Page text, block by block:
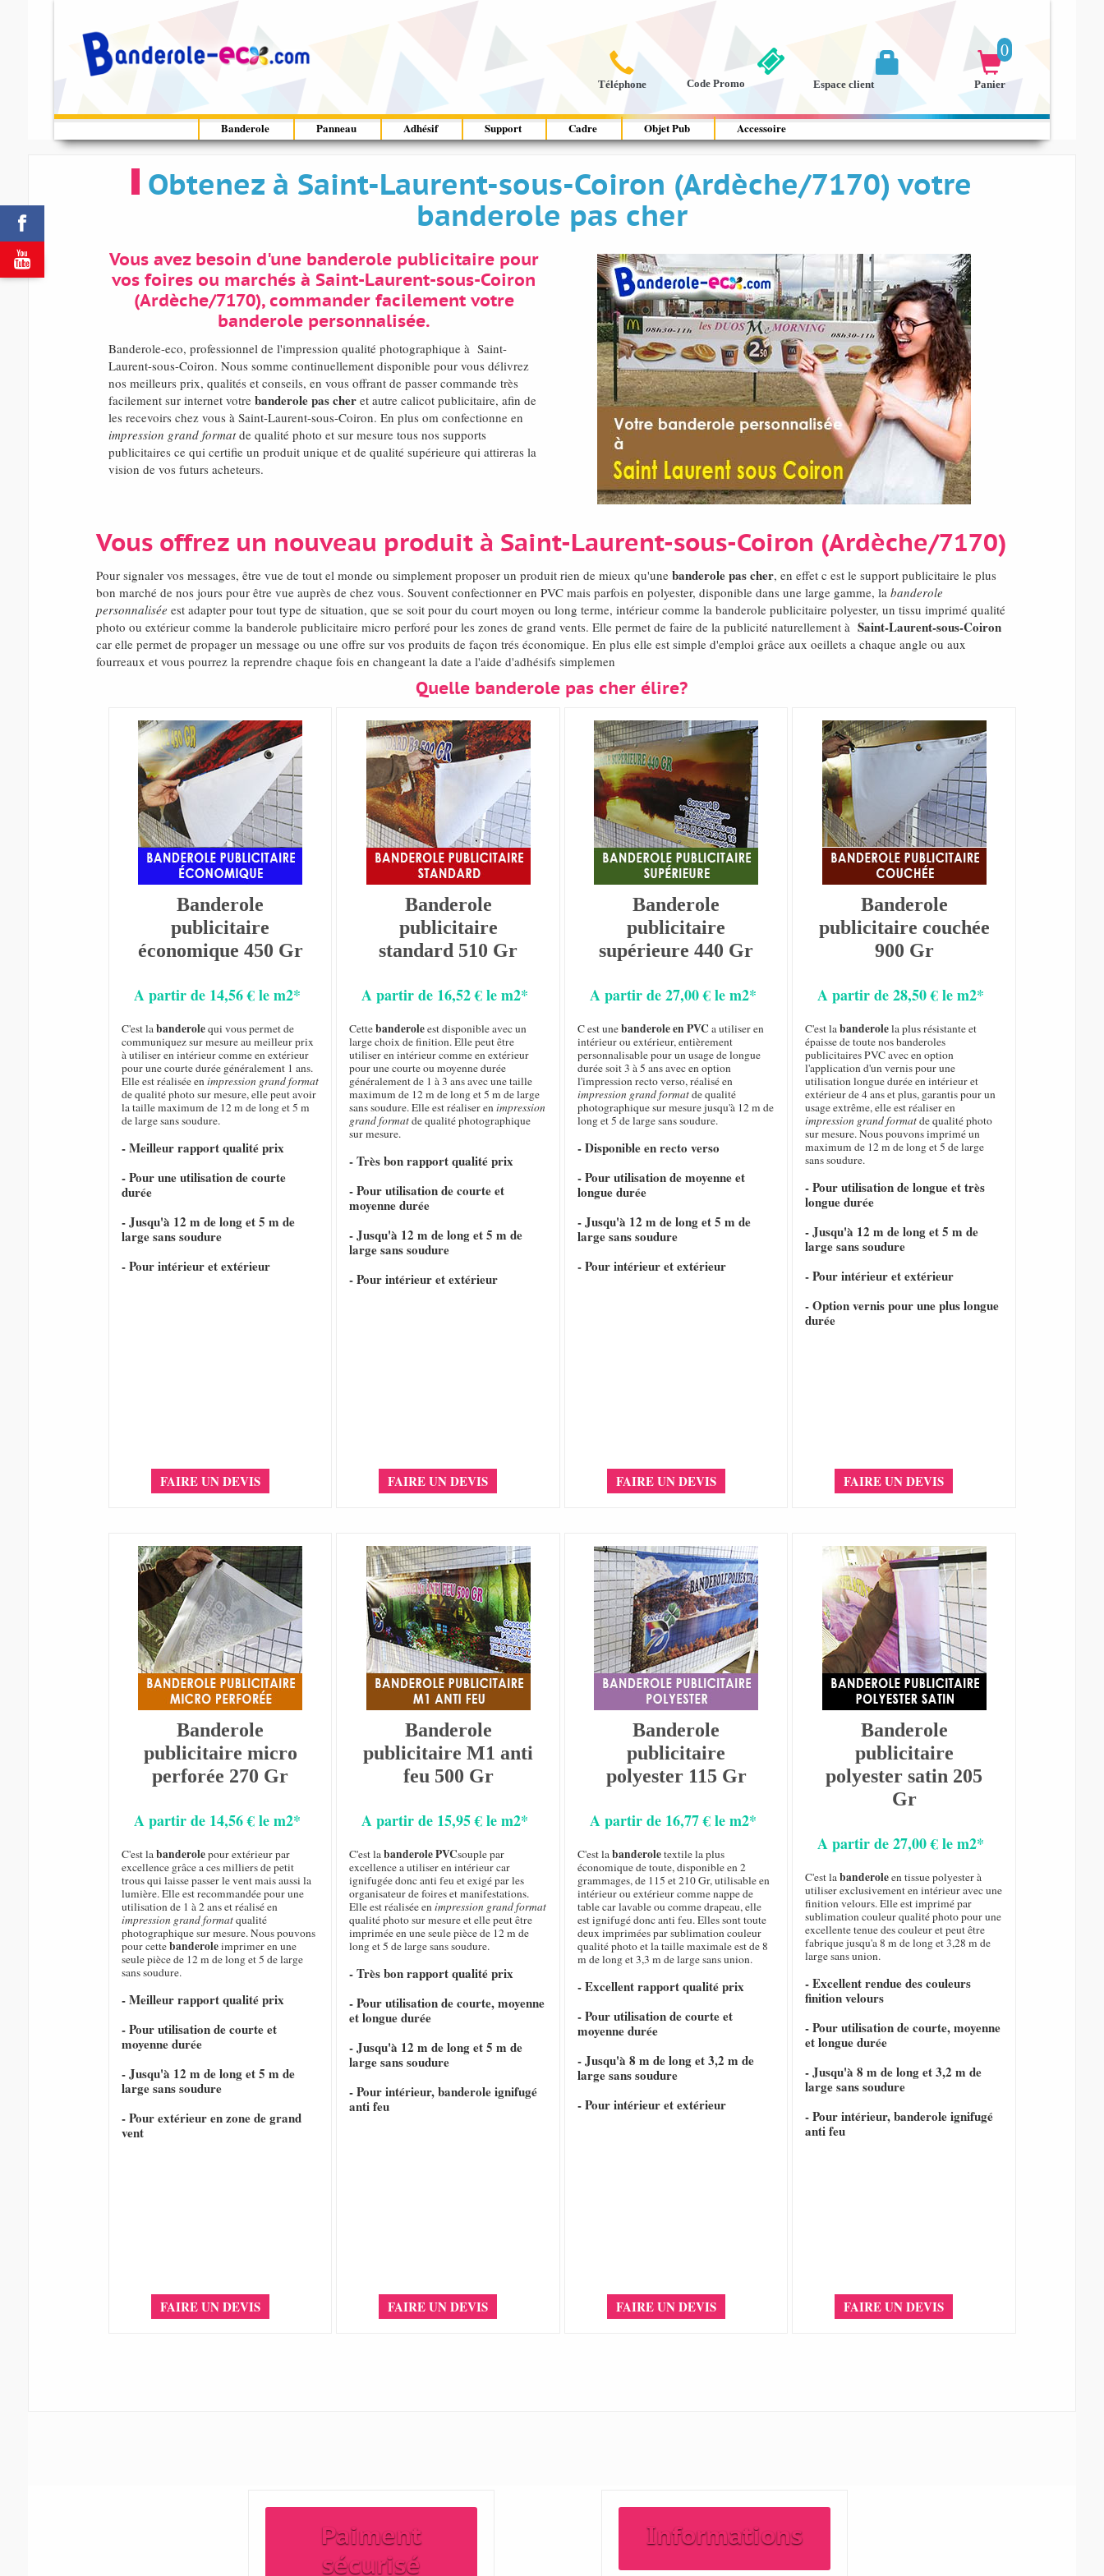



Téléphone
0

Panier

Espace client
Code Promo
Banderole Panneau Adhésif Support Cadre Objet Pub Accessoire
Obtenez à Saint-Laurent-sous-Coiron (Ardèche/7170) votre
banderole pas cher
Vous avez besoin d'une banderole publicitaire pour
vos foires ou marchés à Saint-Laurent-sous-Coiron
(Ardèche/7170), commander facilement votre
banderole personnalisée.
Banderole-eco, professionnel de l'impression qualité photographique à Saint-
Laurent-sous-Coiron. Nous somme continuellement disponible pour vous délivrez
nos meilleurs prix, qualités et conseils, en vous offrant de passer commande très
facilement sur internet votre banderole pas cheret autre calicot publicitaire, afin de
les recevoirs chez vous à Saint-Laurent-sous-Coiron. En plus om confectionne en
impression grand formatde qualité photo et sur mesure tous nos supports
publicitaires ce qui certifie un produit unique et de qualité supérieure qui attireras la
vision de vos futurs acheteurs.
Vous offrez un nouveau produit à Saint-Laurent-sous-Coiron (Ardèche/7170)
Pour signaler vos messages, être vue de tout el monde ou simplement proposer un produit rien de mieux qu'une banderole pas cher, en effet c est le support publicitaire le plus
bon marché de nos jours pour être vue auprès de chez vous. Souvent confectionner en PVC mais parfois en polyester, disponible dans une large gamme, la banderole
personnalisée est adapter pour tout type de situation, que se soit pour du court moyen ou long terme, intérieur comme la banderole publicitaire polyester, un tissu imprimé qualité
photo ou extérieur comme la banderole publicitaire micro perforé pour les zones de grand vents. Elle permet de faire de la publicité naturellement à Saint-Laurent-sous-Coiron
car elle permet de propager un message ou une offre sur vos produits de façon trés économique. En plus elle est simple d'emploi grâce aux oeillets a chaque angle ou aux
fourreaux et vous pourrez la reprendre chaque fois en changeant la date a l'aide d'adhésifs simplemen
Quelle banderole pas cher élire?
Banderole
publicitaire
économique 450 Gr
A partir de 14,56 € le m2*
C'est labanderolequi vous permet de
communiquez sur mesure au meilleur prix
à utiliser en intérieur comme en extérieur
pour une courte durée généralement 1 ans.
Elle est réalisée enimpression grand format
de qualité photo sur mesure, elle peut avoir
la taille maximum de 12 m de long et 5 m
de large sans soudure.
- Meilleur rapport qualité prix
- Pour une utilisation de courte
durée
- Jusqu'à 12 m de long et 5 m de
large sans soudure
- Pour intérieur et extérieur
FAIRE UN DEVIS
Banderole
publicitaire
standard 510 Gr
A partir de 16,52 € le m2*
Cettebanderoleest disponible avec un
large choix de finition. Elle peut être
utiliser en intérieur comme en extérieur
pour une courte ou moyenne durée
généralement de 1 à 3 ans avec une taille
maximum de 12 m de long et 5 m de large
sans soudure. Elle est réaliser enimpression
grand formatde qualité photographique
sur mesure.
- Très bon rapport qualité prix
- Pour utilisation de courte et
moyenne durée
- Jusqu'à 12 m de long et 5 m de
large sans soudure
- Pour intérieur et extérieur
FAIRE UN DEVIS
Banderole
publicitaire
supérieure 440 Gr
A partir de 27,00 € le m2*
C est unebanderole en PVC a utiliser en
intérieur ou extérieur, entièrement
personnalisable pour un usage de longue
durée soit 3 à 5 ans avec en option
l'impression recto verso, réalisé en
impression grand formatde qualité
photographique sur mesure jusqu'à 12 m de
long et 5 de large sans soudure.
- Disponible en recto verso
- Pour utilisation de moyenne et
longue durée
- Jusqu'à 12 m de long et 5 m de
large sans soudure
- Pour intérieur et extérieur
FAIRE UN DEVIS
Banderole
publicitaire couchée
900 Gr
A partir de 28,50 € le m2*
C'est labanderolela plus résistante et
épaisse de toute nos banderoles
publicitaires PVC avec en option
l'application d'un vernis pour une
utilisation longue durée en intérieur et
extérieur de 4 ans et plus, garantis pour un
usage extrême, elle est réaliser en
impression grand formatde qualité photo
sur mesure. Nous pouvons imprimé un
maximum de 12 m de long et 5 de large
sans soudure.
- Pour utilisation de longue et très
longue durée
- Jusqu'à 12 m de long et 5 m de
large sans soudure
- Pour intérieur et extérieur
- Option vernis pour une plus longue
durée
FAIRE UN DEVIS
Banderole
publicitaire micro
perforée 270 Gr
A partir de 14,56 € le m2*
C'est labanderolepour extérieur par
excellence grâce a ces milliers de petit
trous qui laisse passer le vent mais aussi la
lumière. Elle est recommandée pour une
utilisation de 1 à 2 ans et réalisé en
impression grand formatqualité
photographique sur mesure. Nous pouvons
pour cettebanderoleimprimer en une
seule pièce de 12 m de long et 5 de large
sans soudure.
- Meilleur rapport qualité prix
- Pour utilisation de courte et
moyenne durée
- Jusqu'à 12 m de long et 5 m de
large sans soudure
- Pour extérieur en zone de grand
vent
FAIRE UN DEVIS
Banderole
publicitaire M1 anti
feu 500 Gr
A partir de 15,95 € le m2*
C'est labanderole PVCsouple par
excellence a utiliser en intérieur car
ignifugée donc anti feu et exigé par les
organisateur de foires et manifestations.
Elle est réalisée enimpression grand format
qualité photo sur mesure et elle peut être
imprimée en une seule pièce de 12 m de
long et 5 de large sans soudure.
- Très bon rapport qualité prix
- Pour utilisation de courte, moyenne
et longue durée
- Jusqu'à 12 m de long et 5 m de
large sans soudure
- Pour intérieur, banderole ignifugé
anti feu
FAIRE UN DEVIS
Banderole
publicitaire
polyester 115 Gr
A partir de 16,77 € le m2*
C'est labanderoletextile la plus
économique de toute, disponible en 2
grammages, de 115 et 210 Gr, utilisable en
intérieur ou extérieur comme nappe de
table car lavable ou comme drapeau, elle
est ignifugé donc anti feu. Elles sont toute
deux imprimées par sublimation couleur
qualité photo et la taille maximale est de 8
m de long et 3,3 m de large sans union.
- Excellent rapport qualité prix
- Pour utilisation de courte et
moyenne durée
- Jusqu'à 8 m de long et 3,2 m de
large sans soudure
- Pour intérieur et extérieur
FAIRE UN DEVIS
Banderole
publicitaire
polyester satin 205
Gr
A partir de 27,00 € le m2*
C'est labanderoleen tissue polyester à
utiliser exclusivement en intérieur avec une
finition velours. Elle est imprimé par
sublimation couleur qualité photo pour une
excellente tenue des couleur et peut être
fabrique jusqu'a 8 m de long et 3,28 m de
large sans union.
- Excellent rendue des couleurs
finition velours
- Pour utilisation de courte, moyenne
et longue durée
- Jusqu'à 8 m de long et 3,2 m de
large sans soudure
- Pour intérieur, banderole ignifugé
anti feu
FAIRE UN DEVIS
Paiment
sécurisé
Informations